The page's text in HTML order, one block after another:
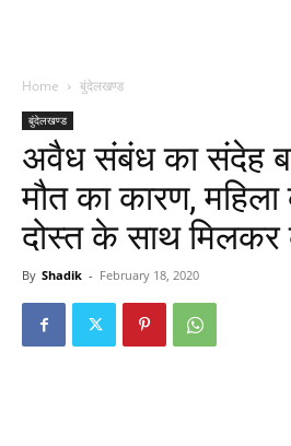
Home बुंदेलखण्ड
बुंदेलखण्ड
अवैध संबंध का संदेह
मौत का कारण, महिला
दोस्त के साथ मिलकर
By Shadik - February 18, 2020